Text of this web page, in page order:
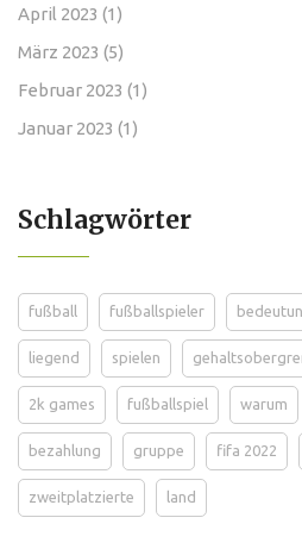
April 2023 (1)
März 2023 (5)
Februar 2023 (1)
Januar 2023 (1)
Schlagwörter
fußball fußballspieler
liegend spielen
2k games fußballspiel warum
bezahlung gruppe fifa 2022
zweitplatzierte land